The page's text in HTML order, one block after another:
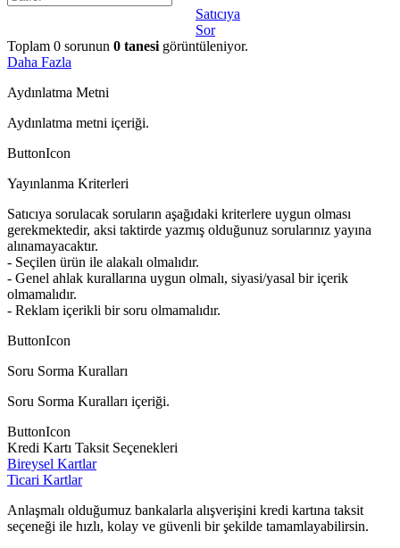
Satıcıya
Sor
Toplam 0 sorunun 0 tanesi görüntüleniyor.
Daha Fazla
Aydınlatma Metni
Aydınlatma metni içeriği.
ButtonIcon
Yayınlanma Kriterleri
Satıcıya sorulacak soruların aşağıdaki kriterlere uygun olması
gerekmektedir, aksi taktirde yazmış olduğunuz sorularınız yayına
alınamayacaktır.
- Seçilen ürün ile alakalı olmalıdır.
- Genel ahlak kurallarına uygun olmalı, siyasi/yasal bir içerik
olmamalıdır.
- Reklam içerikli bir soru olmamalıdır.
ButtonIcon
Soru Sorma Kuralları
Soru Sorma Kuralları içeriği.
ButtonIcon
Kredi Kartı Taksit Seçenekleri
Bireysel Kartlar
Ticari Kartlar
Anlaşmalı olduğumuz bankalarla alışverişini kredi kartına taksit
seçeneği ile hızlı, kolay ve güvenli bir şekilde tamamlayabilirsin.